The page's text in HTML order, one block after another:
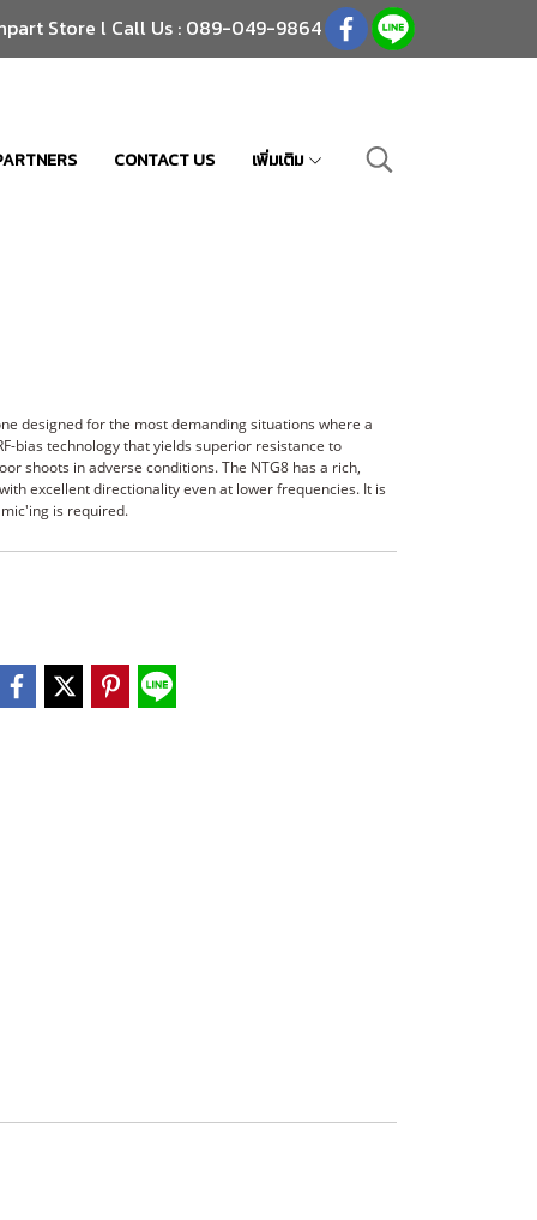
Store l Call Us : 089-049-9864
CONTACT US เพิ่มเติม
designed for the most demanding situations where a
bias technology that yields superior resistance to
shoots in adverse conditions. The NTG8 has a rich,
excellent directionality even at lower frequencies. It is
is required.